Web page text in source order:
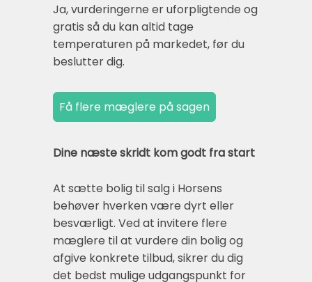
Ja, vurderingerne er uforpligtende og
gratis så du kan altid tage
temperaturen på markedet, før du
beslutter dig.
Dine næste skridt kom godt fra start
At sætte bolig til salg i Horsens
behøver hverken være dyrt eller
besværligt. Ved at invitere flere
mæglere til at vurdere din bolig og
afgive konkrete tilbud, sikrer du dig
det bedst mulige udgangspunkt for